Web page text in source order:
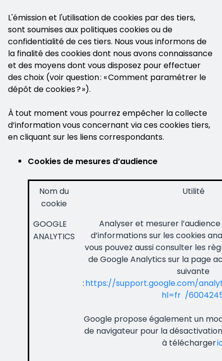
L'émission et l'utilisation de cookies par des tiers,
sont soumises aux politiques cookies ou de
confidentialité de ces tiers. Nous vous informons de
la finalité des cookies dont nous avons connaissance
et des moyens dont vous disposez pour effectuer
des choix (voir question : « Comment paramétrer le
dépôt de cookies ? »).
À tout moment vous pourrez empêcher la collecte
d’information vous concernant via ces cookies tiers,
en cliquant sur les liens correspondants.
Cookies de mesures d’audience
Nom du
cookie
Utilité
GOOGLE
ANALYTICS
Analyser et mesurer l’audience
d’informations sur les cookies
vous pouvez aussi consulter les
de Google Analytics sur la page
suivante
:https://support.google.com/
hl=fr /
Google propose également un
de navigateur pour la
à télécharger